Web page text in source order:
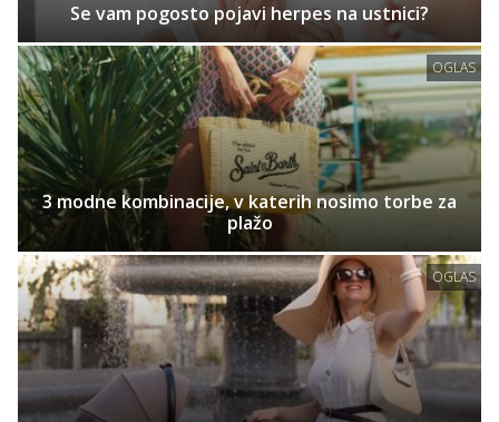
Se vam pogosto pojavi herpes na ustnici?
OGLAS
3 modne kombinacije, v katerih nosimo torbe za
plažo
OGLAS